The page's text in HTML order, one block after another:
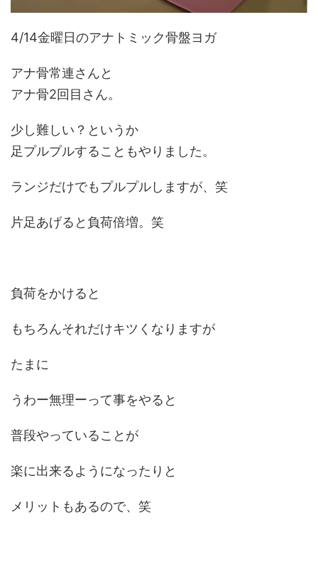
4/14金曜日のアナトミック骨盤ヨガ
アナ骨常連さんと
アナ骨2回目さん。
少し難しい？というか
足プルプルすることもやりました。
ランジだけでもプルプルしますが、笑
片足あげると負荷倍増。笑
負荷をかけると
もちろんそれだけキツくなりますが
たまに
うわー無理ーって事をやると
普段やっていることが
楽に出来るようになったりと
メリットもあるので、笑